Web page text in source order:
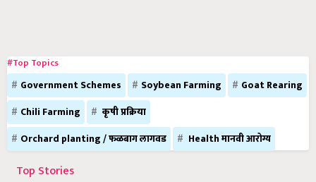
#Top Topics
Government Schemes Soybean Farming
Goat Rearing
Chili Farming
कृषी प्रक्रिया
Orchard planting / फळबाग लागवड
Health मानवी आरोग्य
Top Stories